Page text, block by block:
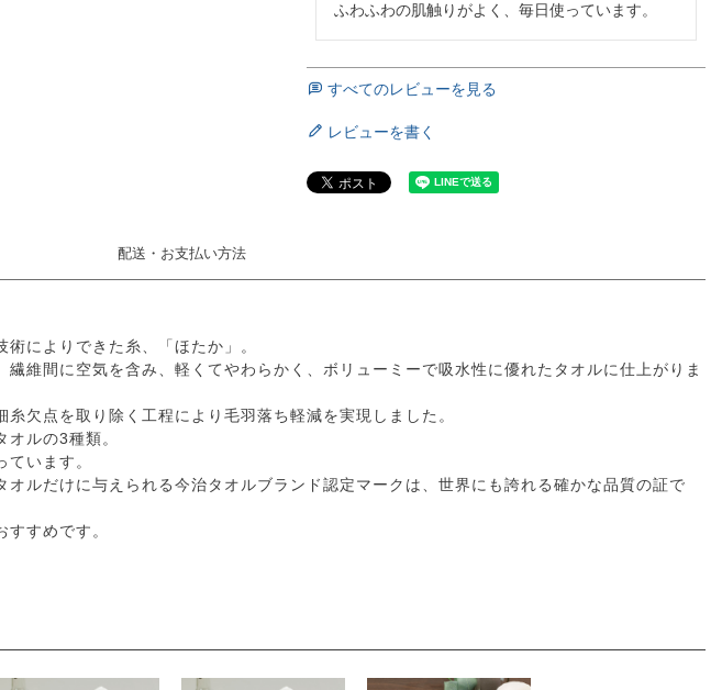
ふわふわの肌触りがよく、毎日使っています。
すべてのレビューを見る
レビューを書く
配送・お支払い方法
によりできた糸、「ほたか」。
維間に空気を含み、軽くてやわらかく、ボリューミーで吸水性に優れたタオルに仕上がりま
欠点を取り除く工程により毛羽落ち軽減を実現しました。
ルの3種類。
います。
ルだけに与えられる今治タオルブランド認定マークは、世界にも誇れる確かな品質の証で
すめです。